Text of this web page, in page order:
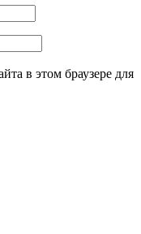
в этом браузере для